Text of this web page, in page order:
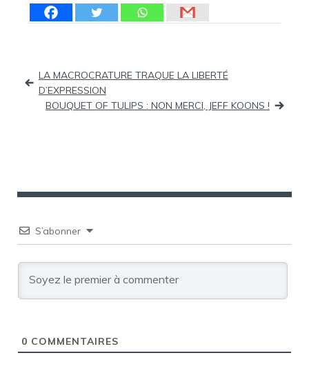
Navigation
LA MACROCRATURE TRAQUE LA LIBERTÉ
D’EXPRESSION
BOUQUET OF TULIPS : NON MERCI, JEFF KOONS !
S’abonner
0 COMMENTAIRES